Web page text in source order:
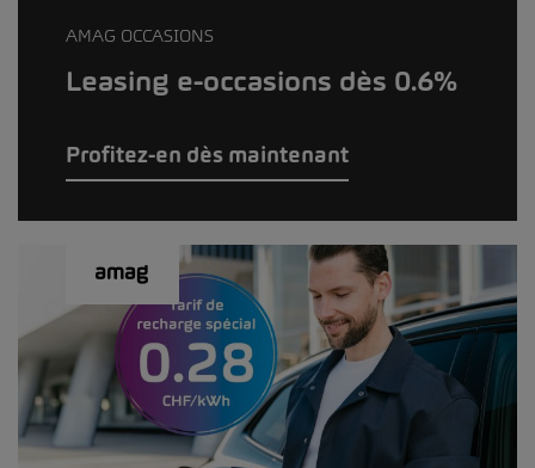
AMAG OCCASIONS
Leasing e-occasions dès 0.6%
Profitez-en dès maintenant